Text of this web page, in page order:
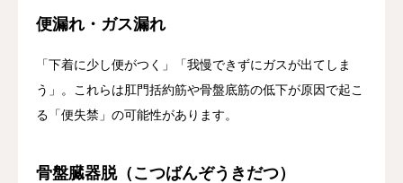
便漏れ・ガス漏れ
「下着に少し便がつく」「我慢できずにガスが出てしま
う」。これらは肛門括約筋や骨盤底筋の低下が原因で起こ
る「便失禁」の可能性があります。
骨盤臓器脱（こつばんぞうきだつ）